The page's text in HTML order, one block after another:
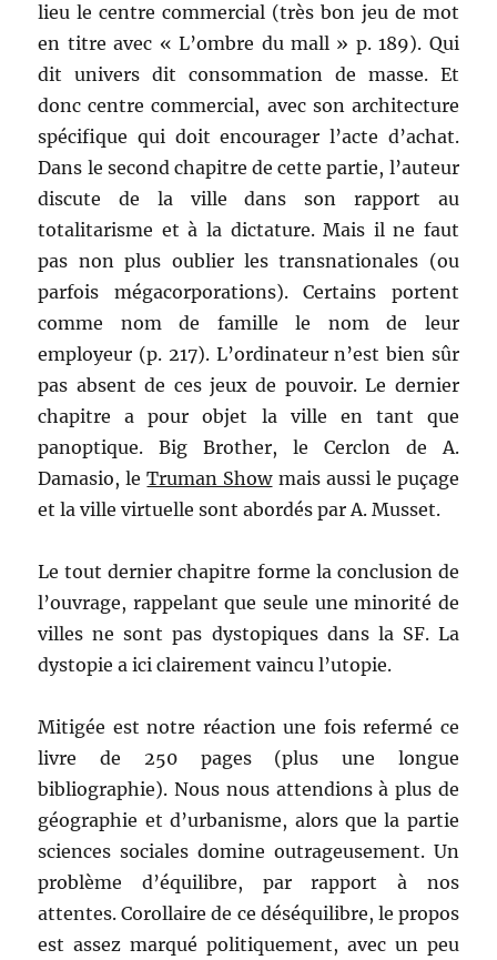
lieu le centre commercial (très bon jeu de mot
en titre avec « L’ombre du mall » p. 189). Qui
dit univers dit consommation de masse. Et
donc centre commercial, avec son architecture
spécifique qui doit encourager l’acte d’achat.
Dans le second chapitre de cette partie, l’auteur
discute de la ville dans son rapport au
totalitarisme et à la dictature. Mais il ne faut
pas non plus oublier les transnationales (ou
parfois mégacorporations). Certains portent
comme nom de famille le nom de leur
employeur (p. 217). L’ordinateur n’est bien sûr
pas absent de ces jeux de pouvoir. Le dernier
chapitre a pour objet la ville en tant que
panoptique. Big Brother, le Cerclon de A.
Damasio, leTruman Showmais aussi le puçage
et la ville virtuelle sont abordés par A. Musset.
Le tout dernier chapitre forme la conclusion de
l’ouvrage, rappelant que seule une minorité de
villes ne sont pas dystopiques dans la SF. La
dystopie a ici clairement vaincu l’utopie.
Mitigée est notre réaction une fois refermé ce
livre de 250 pages (plus une longue
bibliographie). Nous nous attendions à plus de
géographie et d’urbanisme, alors que la partie
sciences sociales domine outrageusement. Un
problème d’équilibre, par rapport à nos
attentes. Corollaire de ce déséquilibre, le propos
est assez marqué politiquement, avec un peu